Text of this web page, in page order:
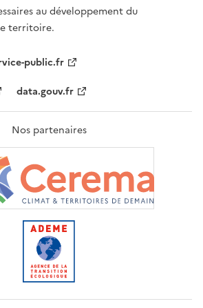
au développement du
territoire.
public.fr
data.gouv.fr
Nos partenaires